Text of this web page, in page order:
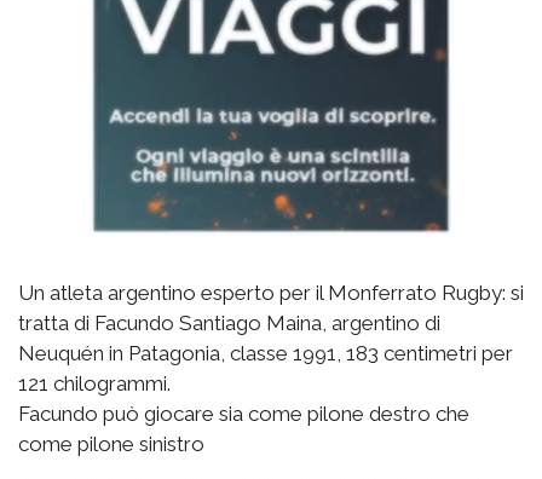
Un atleta argentino esperto per il Monferrato Rugby: si
tratta di Facundo Santiago Maina, argentino di
Neuquén in Patagonia, classe 1991, 183 centimetri per
121 chilogrammi.
Facundo può giocare sia come pilone destro che
come pilone sinistro